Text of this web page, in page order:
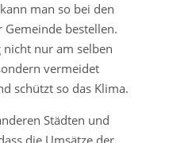
man so bei den
bestellen.
nicht nur am selben
vermeidet
schützt so das Klima.
Städten und
die Umsätze der